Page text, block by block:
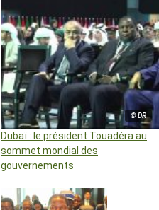
© DR
Dubaï : le président Touadéra au
sommet mondial des
gouvernements